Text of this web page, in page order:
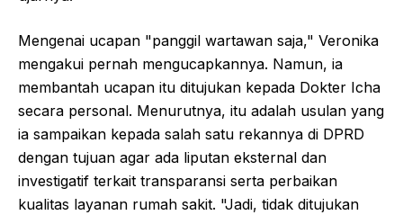
Mengenai ucapan "panggil wartawan saja," Veronika
mengakui pernah mengucapkannya. Namun, ia
membantah ucapan itu ditujukan kepada Dokter Icha
secara personal. Menurutnya, itu adalah usulan yang
ia sampaikan kepada salah satu rekannya di DPRD
dengan tujuan agar ada liputan eksternal dan
investigatif terkait transparansi serta perbaikan
kualitas layanan rumah sakit. "Jadi, tidak ditujukan